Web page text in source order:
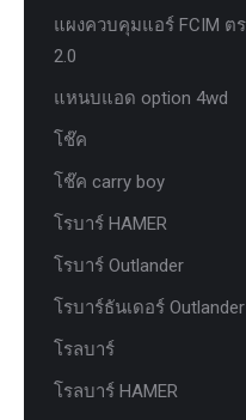
แผงควบคุมแอร์ FCIM ตร
2.0
แหนบแอด option 4wd
โช๊ค
โช๊ค carry boy
โรบาร์ HAMER
โรบาร์ Outlander
โรบาร์ธันเดอร์ Outlander
โรลบาร์
โรลบาร์ HAMER